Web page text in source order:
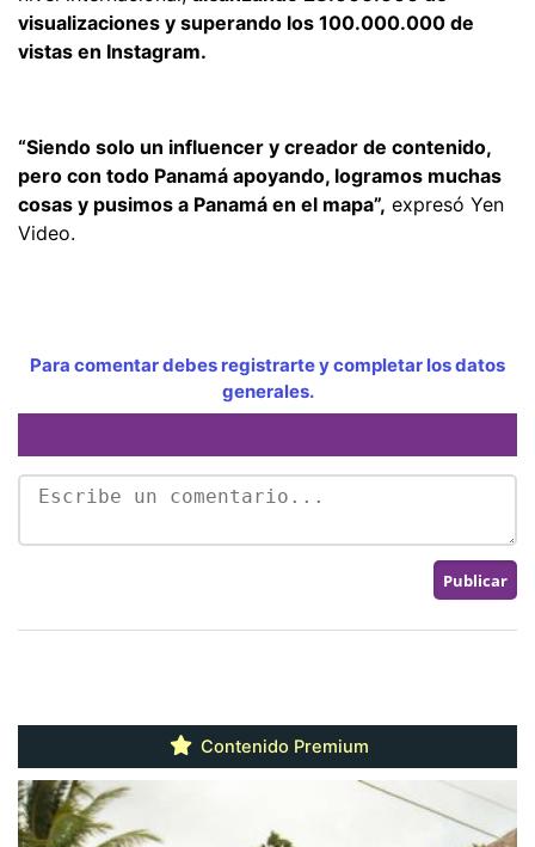
visualizaciones y superando los 100.000.000 de
vistas en Instagram.
“Siendo solo un influencer y creador de contenido,
pero con todo Panamá apoyando, logramos muchas
cosas y pusimos a Panamá en el mapa”, expresó Yen
Video.
Para comentar debes registrarte y completar los datos
generales.
Contenido Premium